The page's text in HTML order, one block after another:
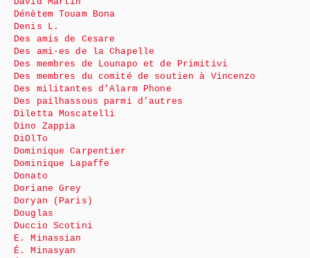
Dénètem Touam Bona
Denis L.
Des amis de Cesare
Des ami·es de la Chapelle
Des membres de Lounapo et de Primitivi
Des membres du comité de soutien à Vincenzo
Des militantes d’Alarm Phone
Des pailhassous parmi d’autres
Diletta Moscatelli
Dino Zappia
DiOlTo
Dominique Carpentier
Dominique Lapaffe
Donato
Doriane Grey
Doryan (Paris)
Douglas
Duccio Scotini
E. Minassian
É. Minasyan